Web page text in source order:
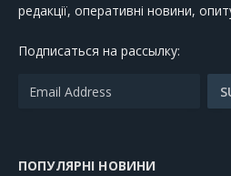
редакції, оперативні новини,
Подписаться на рассылку:
ПОПУЛЯРНІ НОВИНИ